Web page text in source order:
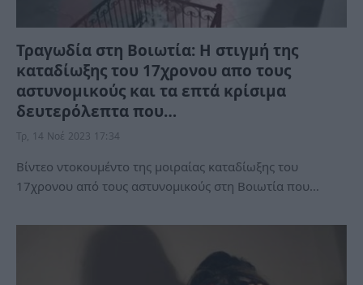
Τραγωδία στη Βοιωτία: Η στιγμή της
καταδίωξης του 17χρονου απο τους
αστυνομικούς και τα επτά κρίσιμα
δευτερόλεπτα που…
Τρ, 14 Νοέ 2023 17:34
Βίντεο ντοκουμέντο της μοιραίας καταδίωξης του
17χρονου από τους αστυνομικούς στη Βοιωτία που…